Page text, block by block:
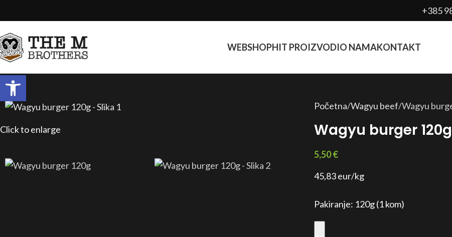
Open toolbar
+385
WEBSHOPHIT PROIZVODIO NAMAKONTAKT
Click to enlarge
Početna Wagyu beef Wagyu
Wagyu burger 120g
5,50€
45,83 eur/kg
Pakiranje: 120g (1 kom)